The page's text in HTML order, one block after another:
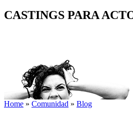
CASTINGS PARA
Home » Comunidad » Blog